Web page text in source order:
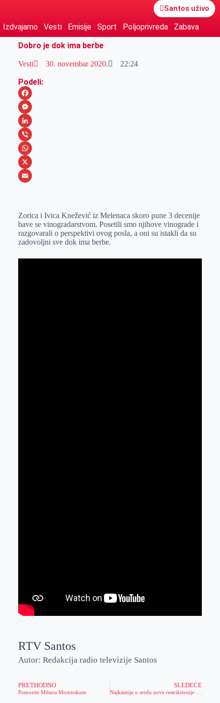
Santos uživo
Izdvajamo Vesti Emisije Sport Poljoprivreda
Zabava
Dobro je dok ima berbe
Vesti 30. novembar 2020. 22:24
Podeli:
F
a
c
e
b
o
M
e
s
s
e
e
r
L
i
n
k
I
n
V
i
b
W
h
s
A
p
p
X
a
i
l
Zorica i Ivica Knežević iz Melenaca skoro pune 3 decenije
bave se vinogradarstvom. Posetili smo njihove vinograde i
razgovarali o perspektivi ovog posla, a oni su istakli da su
zadovoljni sve dok ima berbe.
RTV Santos
Autor: Redakcija radio televizije Santos
PRETHODNO
Pomozite Milanu Momirskom
SLEDEĆE